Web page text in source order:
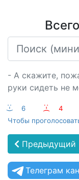
- А скажите,
руки сидеть не
:-) 6 :-(
4
Чтобы
Предыдущий
Телеграм